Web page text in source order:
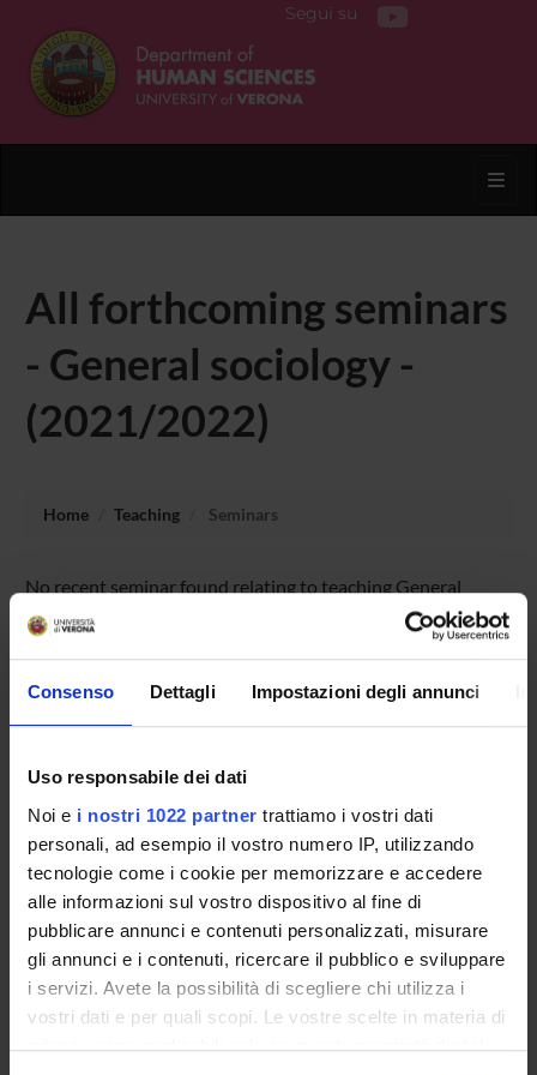
Consenso Dettagli Impostazioni degli annunci
Uso responsabile dei dati
Noi e i nostri 1022 partner trattiamo i vostri dati
personali, ad esempio il vostro numero IP, utilizzando
tecnologie come i cookie per memorizzare e accedere
alle informazioni sul vostro dispositivo al fine di
pubblicare annunci e contenuti personalizzati, misurare
gli annunci e i contenuti, ricercare il pubblico e sviluppare
i servizi. Avete la possibilità di scegliere chi utilizza i
vostri dati e per quali scopi. Le vostre scelte in materia di
privacy sono applicabili solo su questa proprietà digitale
Segui su
All forthcoming seminars
- General sociology -
(2021/2022)
Home Teaching Seminars
No recent seminar found relating to teaching General
sociology.
STUDYING
COURSES
PHD PROGRAMMES AND POSTGRADUATE
TRAINING
Contacts
People
Places
Calendar